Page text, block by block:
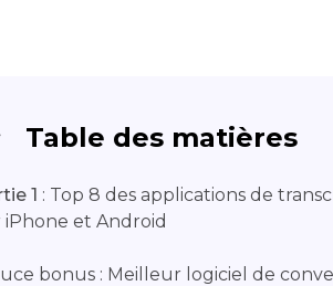
Table des matières
1 : Top 8 des applications de
iPhone et Android
bonus : Meilleur logiciel de